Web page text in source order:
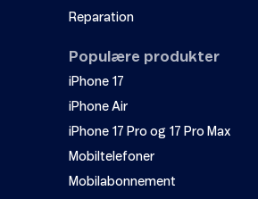
Reparation
Populære produkter
iPhone 17
iPhone Air
iPhone 17 Pro og 17 Pro Max
Mobiltelefoner
Mobilabonnement